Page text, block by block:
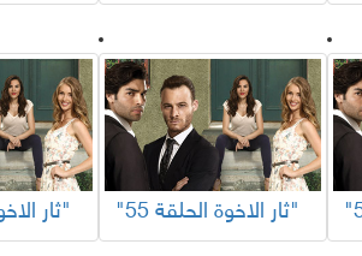
"ثار الاخوة الحلقة 55" "ثار الاخوة الحلقة 54"